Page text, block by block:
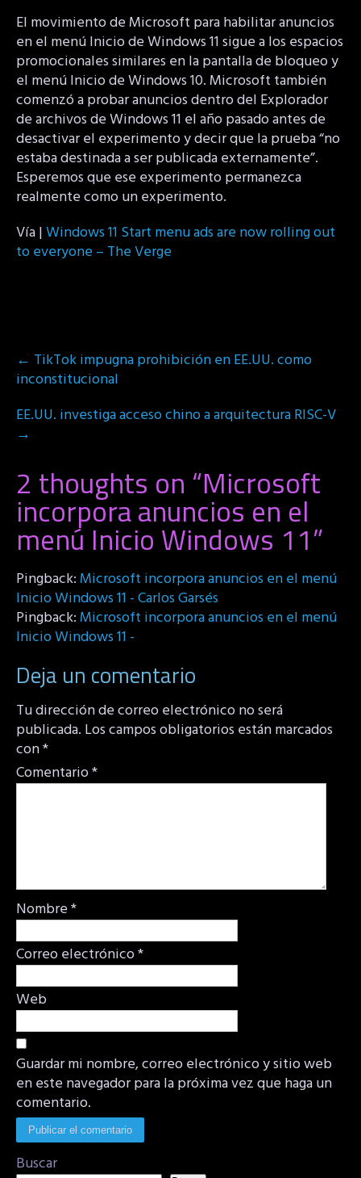
El movimiento de Microsoft para habilitar anuncios
en el menú Inicio de Windows 11 sigue a los espacios
promocionales similares en la pantalla de bloqueo y
el menú Inicio de Windows 10. Microsoft también
comenzó a probar anuncios dentro del Explorador
de archivos de Windows 11 el año pasado antes de
desactivar el experimento y decir que la prueba “no
estaba destinada a ser publicada externamente”.
Esperemos que ese experimento permanezca
realmente como un experimento.
Vía |Windows 11 Start menu ads are now rolling out
to everyone – The Verge
Post
navigation
← TikTok impugna prohibición en EE.UU. como
inconstitucional
EE.UU. investiga acceso chino a arquitectura RISC-V
→
2 thoughts on “Microsoft
incorpora anuncios en el
menú Inicio Windows 11”
Pingback:Microsoft incorpora anuncios en el menú
Inicio Windows 11 - Carlos Garsés
Pingback:Microsoft incorpora anuncios en el menú
Inicio Windows 11 -
Deja un comentario
Tu dirección de correo electrónico no será
publicada. Los campos obligatorios están marcados
con*
Comentario*
Nombre*
Correo electrónico*
Web
Guardar mi nombre, correo electrónico y sitio web
en este navegador para la próxima vez que haga un
comentario.
Buscar